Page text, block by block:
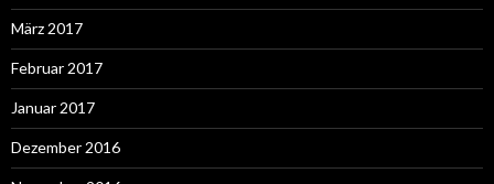
März 2017
Februar 2017
Januar 2017
Dezember 2016